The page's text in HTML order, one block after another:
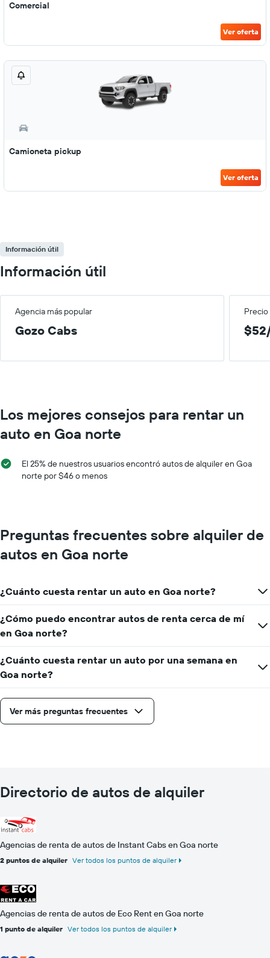
Comercial
Ver oferta
Camioneta pickup
Ver oferta
Información útil
Información útil
Agencia más popular
Gozo Cabs
Los mejores consejos para rentar un
auto en Goa norte
El 25% de nuestros usuarios encontró autos de alquiler en Goa
norte por $46 o menos
Preguntas frecuentes sobre alquiler de
autos en Goa norte
¿Cuánto cuesta rentar un auto en Goa norte?
¿Cómo puedo encontrar autos de renta cerca de mí
en Goa norte?
¿Cuánto cuesta rentar un auto por una semana en
Goa norte?
Ver más preguntas frecuentes
Directorio de autos de alquiler
Agencias de renta de autos de Instant Cabs en Goa norte
2 puntos de alquiler Ver todos los puntos de alquiler
Agencias de renta de autos de Eco Rent en Goa norte
1 punto de alquiler Ver todos los puntos de alquiler